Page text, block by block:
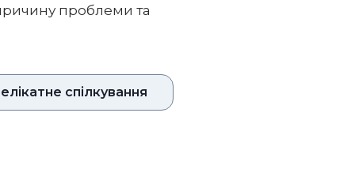
проблеми та
спілкування